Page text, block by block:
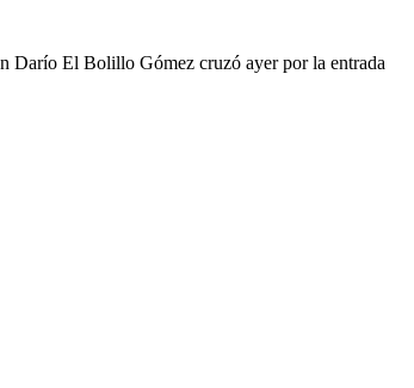
Darío El Bolillo Gómez cruzó ayer por la entrada